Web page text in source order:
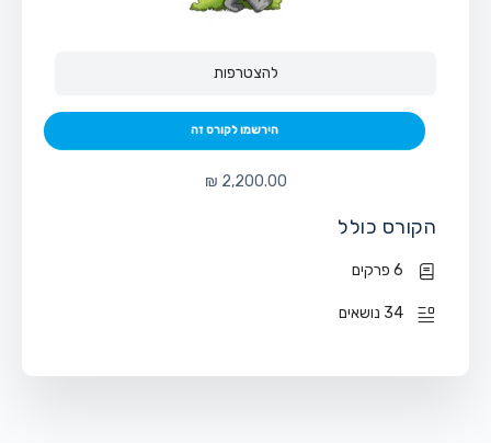
להצטרפות
הירשמו לקורס זה
הקורס כולל
6 פרקים
34 נושאים